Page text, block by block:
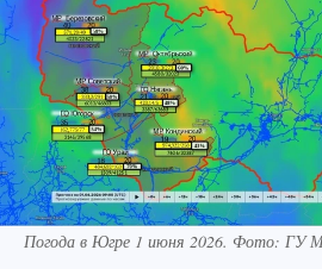
Погода в Югре 1 июня 2026. Фото: